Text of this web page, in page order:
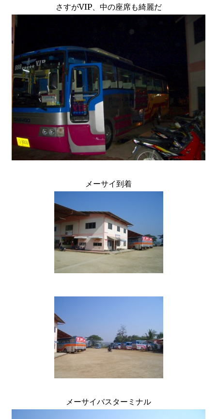
さすがVIP、中の座席も綺麗だ
メーサイ到着
メーサイバスターミナル